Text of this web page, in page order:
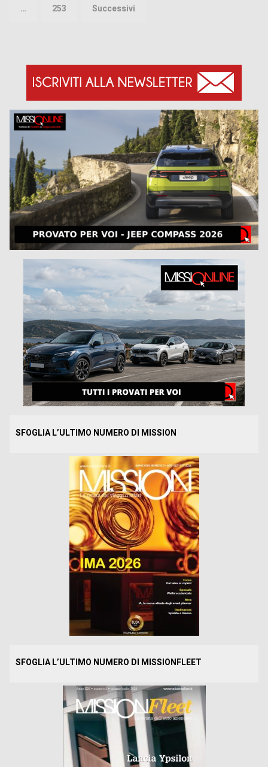
… 253 Successivi
SFOGLIA L’ULTIMO NUMERO DI MISSION
SFOGLIA L’ULTIMO NUMERO DI MISSIONFLEET